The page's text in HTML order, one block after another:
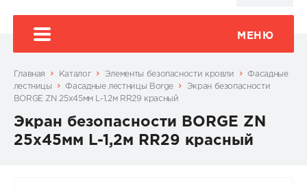
МЕНЮ
Главная Каталог Элементы безопасности кровли
Фасадные
лестницы
Фасадные лестницы Borge
Экран безопасности
BORGE ZN 25x45мм L-1,2м RR29 красный
Экран безопасности BORGE ZN
25x45мм L-1,2м RR29 красный